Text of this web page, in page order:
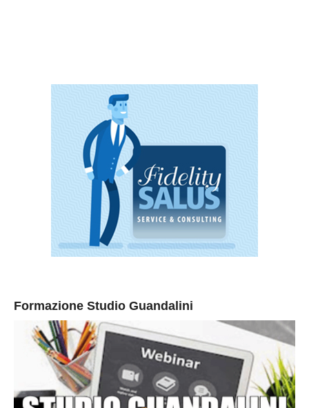
Formazione Studio Guandalini